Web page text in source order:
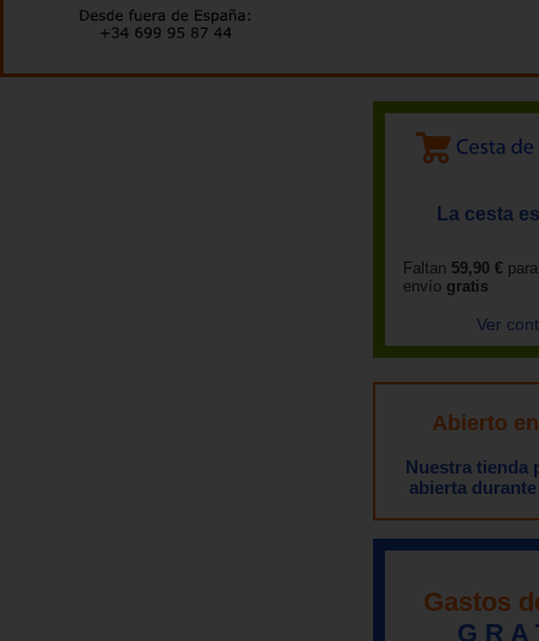
La cesta
Faltan 59,90 €
envío gratis
Ver
Abierto
Nuestra tienda
abierta
Gastos
G R A